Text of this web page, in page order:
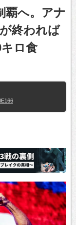
覇へ。アナ
終われば
ロ食